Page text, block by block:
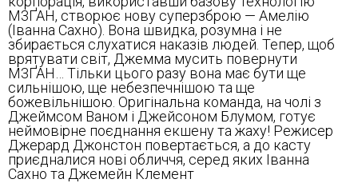
М3ҐАН, створює нову суперзброю — Амелію
(Іванна Сахно). Вона швидка, розумна і не
збирається слухатися наказів людей. Тепер, щоб
врятувати світ, Джемма мусить повернути
М3ҐАН… Тільки цього разу вона має бути ще
сильнішою, ще небезпечнішою та ще
божевільнішою. Оригінальна команда, на чолі з
Джеймсом Ваном і Джейсоном Блумом, готує
неймовірне поєднання екшену та жаху! Режисер
Джерард Джонстон повертається, а до касту
приєдналися нові обличчя, серед яких Іванна
Сахно та Джемейн Клемент